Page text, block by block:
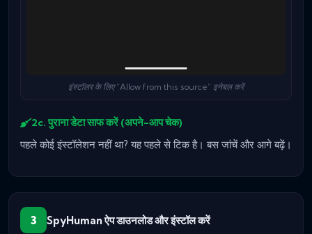
इंस्टॉलर के लिए “Allow from this source” इनेबल करें
2c. पुराना डेटा साफ करें (अपने-आप चेक)
पहले कोई इंस्टॉलेशन नहीं था? यह पहले से टिक है। बस जांचें और आगे बढ़ें।
3 SpyHuman ऐप डाउनलोड और इंस्टॉल करें